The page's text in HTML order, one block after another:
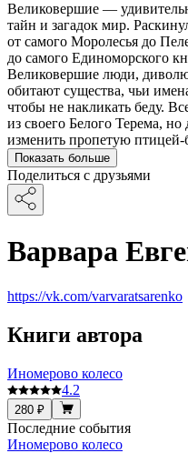
Великовершие —
тайн и загадок мир.
от самого Моролесья до
до самого Единоморского
Великовершие люди,
обитают существа, чьи
чтобы не накликать беду.
из своего Белого Терема,
изменить пропетую
Показать больше
Поделиться с друзьями
Варвара
https://vk.com/varvaratsarenko
Книги автора
Иномерово колесо
4.2
280 ₽
Последние события
Иномерово колесо